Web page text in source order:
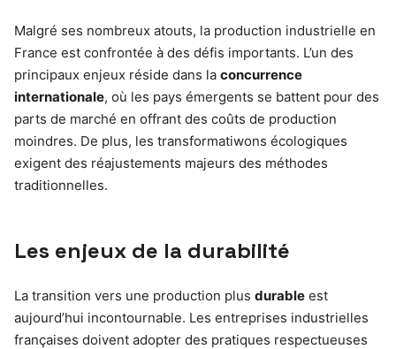
Malgré ses nombreux atouts, la production industrielle en
France est confrontée à des défis importants. L’un des
principaux enjeux réside dans la concurrence
internationale, où les pays émergents se battent pour des
parts de marché en offrant des coûts de production
moindres. De plus, les transformatiwons écologiques
exigent des réajustements majeurs des méthodes
traditionnelles.
Les enjeux de la durabilité
La transition vers une production plus durable est
aujourd’hui incontournable. Les entreprises industrielles
françaises doivent adopter des pratiques respectueuses